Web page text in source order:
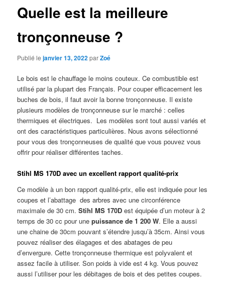
Quelle est la meilleure
tronçonneuse ?
Publié lejanvier 13, 2022parZoé
Le bois est le chauffage le moins couteux. Ce combustible est
utilisé par la plupart des Français. Pour couper efficacement les
buches de bois, il faut avoir la bonne tronçonneuse. Il existe
plusieurs modèles de tronçonneuse sur le marché : celles
thermiques et électriques. Les modèles sont tout aussi variés et
ont des caractéristiques particulières. Nous avons sélectionné
pour vous des tronçonneuses de qualité que vous pouvez vous
offrir pour réaliser différentes taches.
Stihl MS 170D avec un excellent rapport qualité-prix
Ce modèle à un bon rapport qualité-prix, elle est indiquée pour les
coupes et l’abattage des arbres avec une circonférence
maximale de 30 cm.Stihl MS 170D est équipée d’un moteur à 2
temps de 30 cc pour unepuissance de 1 200 W. Elle a aussi
une chaine de 30cm pouvant s’étendre jusqu’à 35cm. Ainsi vous
pouvez réaliser des élagages et des abatages de peu
d’envergure. Cette tronçonneuse thermique est polyvalent et
assez facile à utiliser. Son poids à vide est 4 kg. Vous pouvez
aussi l’utiliser pour les débitages de bois et des petites coupes.